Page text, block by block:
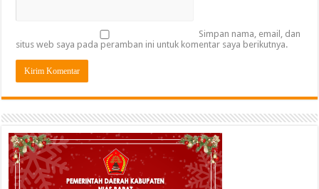
Simpan nama, email, dan
situs web saya pada peramban ini untuk komentar saya berikutnya.